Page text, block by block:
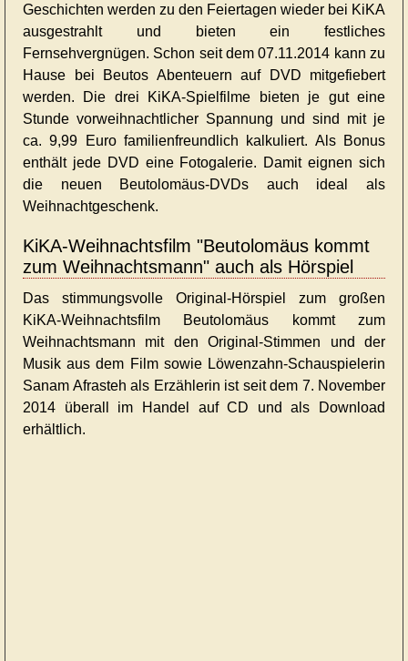
Geschichten werden zu den Feiertagen wieder bei KiKA
ausgestrahlt und bieten ein festliches
Fernsehvergnügen. Schon seit dem 07.11.2014 kann zu
Hause bei Beutos Abenteuern auf DVD mitgefiebert
werden. Die drei KiKA-Spielfilme bieten je gut eine
Stunde vorweihnachtlicher Spannung und sind mit je
ca. 9,99 Euro familienfreundlich kalkuliert. Als Bonus
enthält jede DVD eine Fotogalerie. Damit eignen sich
die neuen Beutolomäus-DVDs auch ideal als
Weihnachtgeschenk.
KiKA-Weihnachtsfilm "Beutolomäus kommt
zum Weihnachtsmann" auch als Hörspiel
Das stimmungsvolle Original-Hörspiel zum großen
KiKA-Weihnachtsfilm Beutolomäus kommt zum
Weihnachtsmann mit den Original-Stimmen und der
Musik aus dem Film sowie Löwenzahn-Schauspielerin
Sanam Afrasteh als Erzählerin ist seit dem 7. November
2014 überall im Handel auf CD und als Download
erhältlich.